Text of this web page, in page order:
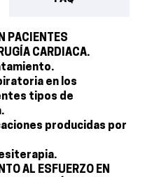
PACIENTES
CARDIACA.
en los
tipos de
producidas por
AL ESFUERZO EN